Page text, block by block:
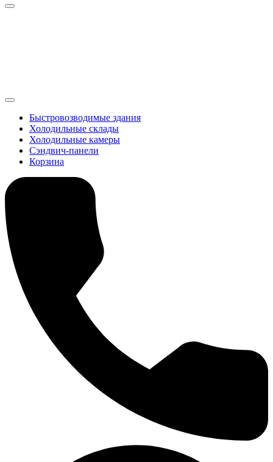
Быстровозводимые здания
Холодильные склады
Холодильные камеры
Сэндвич-панели
Корзина